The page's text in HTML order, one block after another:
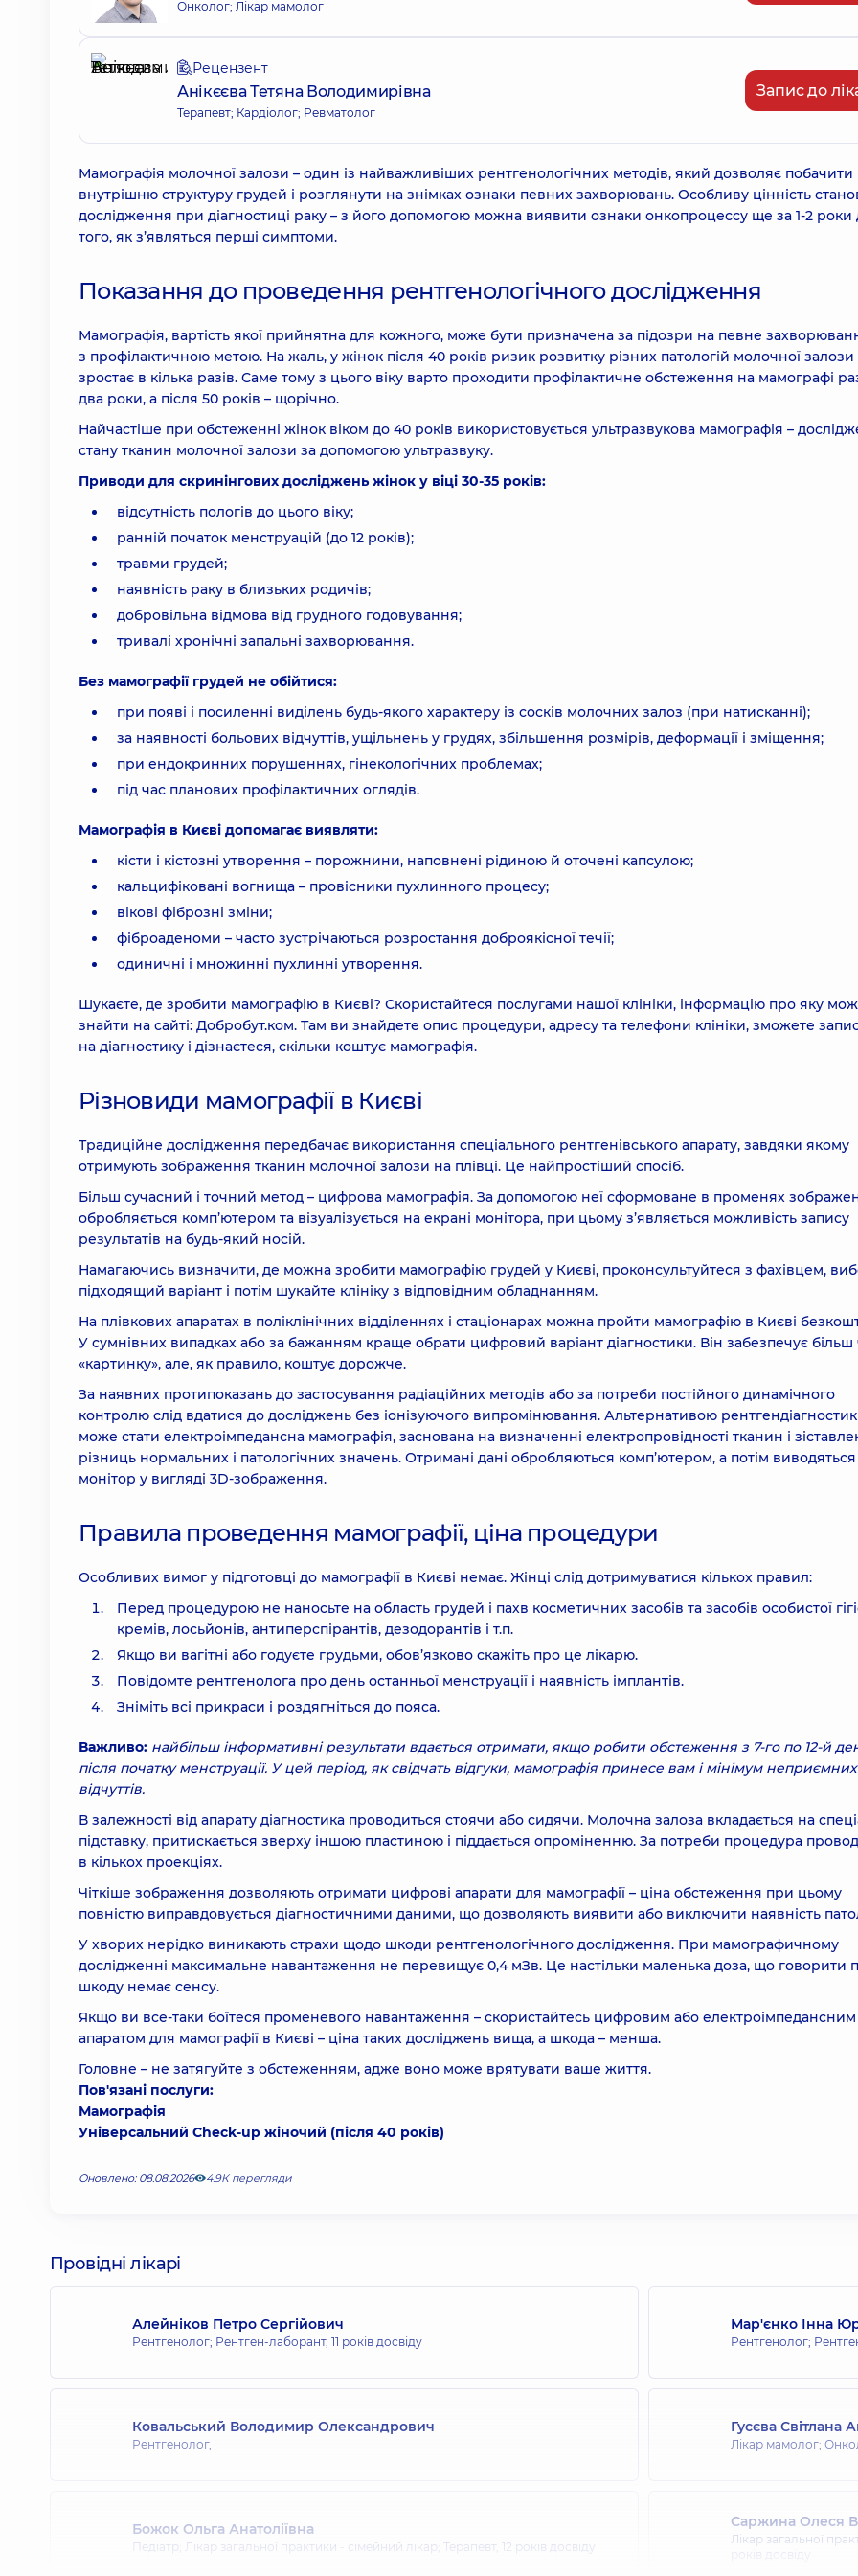
Онколог; Лікар мамолог
Рецензент
Анікєєва Тетяна Володимирівна
Терапевт; Кардіолог; Ревматолог
Запис до
Мамографія молочної залози – один із найважливіших рентгенологічних методів, який дозволяє побачити
внутрішню структуру грудей і розглянути на знімках ознаки певних захворювань. Особливу цінність
дослідження при діагностиці раку – з його допомогою можна виявити ознаки онкопроцессу ще за 1-2 роки
того, як з’являться перші симптоми.
Показання до проведення рентгенологічного дослідження
Мамографія, вартість якої прийнятна для кожного, може бути призначена за підозри на певне
з профілактичною метою. На жаль, у жінок після 40 років ризик розвитку різних патологій молочної залози
зростає в кілька разів. Саме тому з цього віку варто проходити профілактичне обстеження на мамографі
два роки, а після 50 років – щорічно.
Найчастіше при обстеженні жінок віком до 40 років використовується ультразвукова мамографія –
стану тканин молочної залози за допомогою ультразвуку.
Приводи для скринінгових досліджень жінок у віці 30-35 років:
відсутність пологів до цього віку;
ранній початок менструацій (до 12 років);
травми грудей;
наявність раку в близьких родичів;
добровільна відмова від грудного годовування;
тривалі хронічні запальні захворювання.
Без мамографії грудей не обійтися:
при появі і посиленні виділень будь-якого характеру із сосків молочних залоз (при натисканні);
за наявності больових відчуттів, ущільнень у грудях, збільшення розмірів, деформації і зміщення;
при ендокринних порушеннях, гінекологічних проблемах;
під час планових профілактичних оглядів.
Мамографія в Києві допомагає виявляти:
кісти і кістозні утворення – порожнини, наповнені рідиною й оточені капсулою;
кальцифіковані вогнища – провісники пухлинного процесу;
вікові фіброзні зміни;
фіброаденоми – часто зустрічаються розростання доброякісної течії;
одиничні і множинні пухлинні утворення.
Шукаєте, де зробити мамографію в Києві? Скористайтеся послугами нашої клініки, інформацію про яку
знайти на сайті: Добробут.ком. Там ви знайдете опис процедури, адресу та телефони клініки, зможете
на діагностику і дізнаєтеся, скільки коштує мамографія.
Різновиди мамографії в Києві
Традиційне дослідження передбачає використання спеціального рентгенівського апарату, завдяки якому
отримують зображення тканин молочної залози на плівці. Це найпростіший спосіб.
Більш сучасний і точний метод – цифрова мамографія. За допомогою неї сформоване в променях
обробляється комп’ютером та візуалізується на екрані монітора, при цьому з’являється можливість запису
результатів на будь-який носій.
Намагаючись визначити, де можна зробити мамографію грудей у Києві, проконсультуйтеся з фахівцем,
підходящий варіант і потім шукайте клініку з відповідним обладнанням.
На плівкових апаратах в поліклінічних відділеннях і стаціонарах можна пройти мамографію в Києві
У сумнівних випадках або за бажанням краще обрати цифровий варіант діагностики. Він забезпечує більш
«картинку», але, як правило, коштує дорожче.
За наявних протипоказань до застосування радіаційних методів або за потреби постійного динамічного
контролю слід вдатися до досліджень без іонізуючого випромінювання. Альтернативою
може стати електроімпедансна мамографія, заснована на визначенні електропровідності тканин і
різниць нормальних і патологічних значень. Отримані дані обробляються комп’ютером, а потім
монітор у вигляді 3D-зображення.
Правила проведення мамографії, ціна процедури
Особливих вимог у підготовці до мамографії в Києві немає. Жінці слід дотримуватися кількох правил:
Перед процедурою не наносьте на область грудей і пахв косметичних засобів та засобів особистої
кремів, лосьйонів, антиперспірантів, дезодорантів і т.п.
Якщо ви вагітні або годуєте грудьми, обов’язково скажіть про це лікарю.
Повідомте рентгенолога про день останньої менструації і наявність імплантів.
Зніміть всі прикраси і роздягніться до пояса.
Важливо: найбільш інформативні результати вдається отримати, якщо робити обстеження з 7-го по 12-й
після початку менструації. У цей період, як свідчать відгуки, мамографія принесе вам і мінімум неприємних
відчуттів.
В залежності від апарату діагностика проводиться стоячи або сидячи. Молочна залоза вкладається на
підставку, притискається зверху іншою пластиною і піддається опроміненню. За потреби процедура
в кількох проекціях.
Чіткіше зображення дозволяють отримати цифрові апарати для мамографії – ціна обстеження при цьому
повністю виправдовується діагностичними даними, що дозволяють виявити або виключити наявність
У хворих нерідко виникають страхи щодо шкоди рентгенологічного дослідження. При мамографичному
дослідженні максимальне навантаження не перевищує 0,4 мЗв. Це настільки маленька доза, що говорити
шкоду немає сенсу.
Якщо ви все-таки боїтеся променевого навантаження – скористайтесь цифровим або електроімпедансним
апаратом для мамографії в Києві – ціна таких досліджень вища, а шкода – менша.
Головне – не затягуйте з обстеженням, адже воно може врятувати ваше життя.
Пов'язані послуги:
Мамографія
Універсальний Check-up жіночий (після 40 років)
Оновлено: 08.08.2026 4.9К перегляди
Провідні лікарі
Алейніков Петро Сергійович
Рентгенолог; Рентген-лаборант, 11 років досвіду
Мар'єнко Інна
Рентгенолог;
Ковальський Володимир Олександрович
Рентгенолог,
Гусєва Світлана
Лікар мамолог;
Божок Ольга Анатоліївна
Педіатр; Лікар загальної практики - сімейний лікар; Терапевт, 12 років досвіду
Саржина Олеся
Лікар загальної